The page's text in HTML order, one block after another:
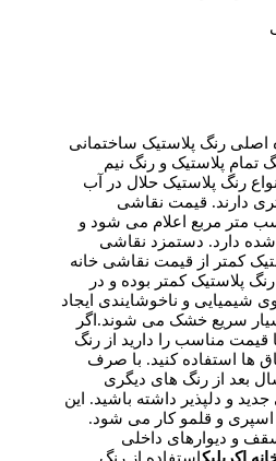
اصلی رنگ پلاستیک ساختمانی
رنگ تمام پلاستیک و رنگ نیم
رنگ پلاستیک حلال در آب
دارند. قیمت نقاشی
متر مربع اعلام می شود و
دارد. دستمزد نقاشی
کمتر از قیمت نقاشی خانه
پلاستیک کمتر بوده و در
شیمیایی و ناخوشایندی ایجاد
سریع خشک می شوند.اگر
مناسب را دارید از رنگ
ها استفاده کنید. با صرف
بعد از رنگ های دیگری
و دلپذیر داشته باشید. این
و قلمو کار می شود.
و دیوارهای داخلی
اکریلیکاستفاده از رنگ